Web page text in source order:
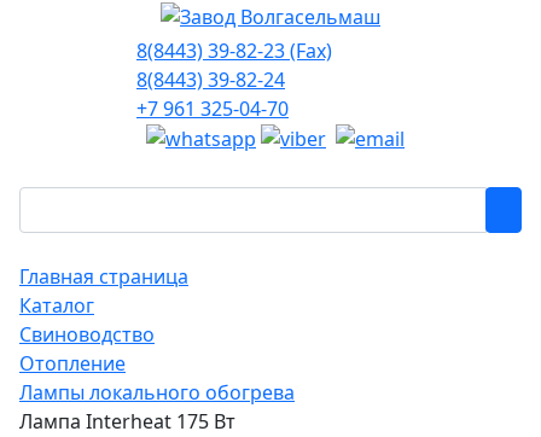
8(8443) 39-82-23 (Fax)
8(8443) 39-82-24
+7 961 325-04-70
Главная страница
Каталог
Свиноводство
Отопление
Лампы локального обогрева
Лампа Interheat 175 Вт